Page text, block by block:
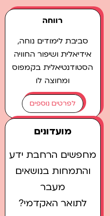
רווחה
סביבת לימודים נוחה,
אידיאלית ושיפור החוויה
הסטודנטיאלית בקמפוס
ומחוצה לו
לפרטים נוספים
מועדונים
מחפשים הרחבת ידע
והתמחות בנושאים
מעבר
לתואר האקדמי?